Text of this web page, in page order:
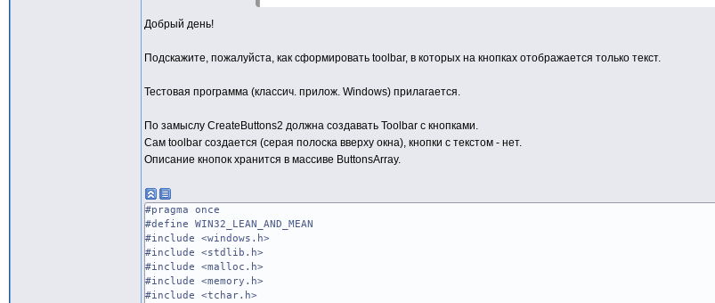
Добрый день!
Подскажите, пожалуйста, как сформировать toolbar, в которых на кнопках отображается только текст.
Тестовая программа (классич. прилож. Windows) прилагается.
По замыслу CreateButtons2 должна создавать Toolbar с кнопками.
Сам toolbar создается (серая полоска вверху окна), кнопки с текстом - нет.
Описание кнопок хранится в массиве ButtonsArray.
#pragma once
#define WIN32_LEAN_AND_MEAN
#include <windows.h>
#include <stdlib.h>
#include <malloc.h>
#include <memory.h>
#include <tchar.h>